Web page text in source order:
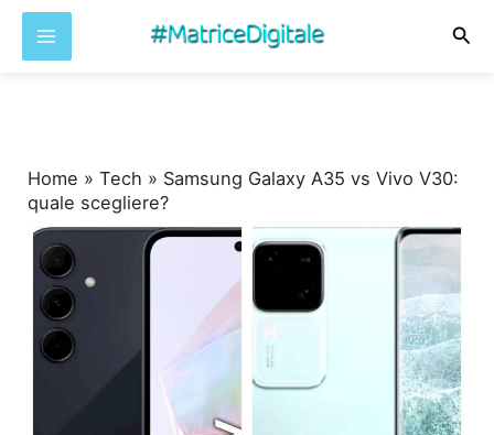
Home »Tech » Samsung Galaxy A35 vs Vivo V30:
quale scegliere?